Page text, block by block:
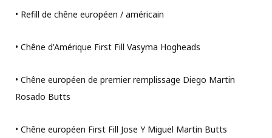
• Refill de chêne européen / américain
• Chêne d'Amérique First Fill Vasyma Hogheads
• Chêne européen de premier remplissage Diego Martin
Rosado Butts
• Chêne européen First Fill Jose Y Miguel Martin Butts